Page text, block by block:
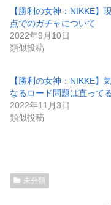
【勝利の女神：NIKKE】
点でのガチャについて
2022年9月10日
類似投稿
【勝利の女神：NIKKE】
なるロード問題は直って
2022年11月3日
類似投稿
未分類